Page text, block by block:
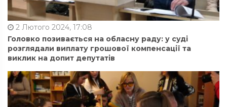
2 Лютого 2024, 17:08
Головко позивається на обласну раду: у суді
розглядали виплату грошової компенсації та
виклик на допит депутатів